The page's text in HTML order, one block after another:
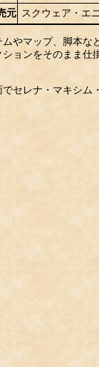
元 スクウェア・エ
やマップ、脚本
ョンをそのまま
セレナ・マキシ